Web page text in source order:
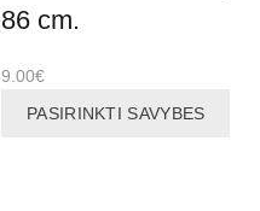
86 cm.
9.00€
PASIRINKTI SAVYBES